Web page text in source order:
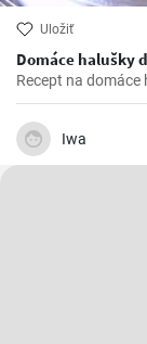
Uložiť
Domáce halušky
Recept na domáce
Iwa